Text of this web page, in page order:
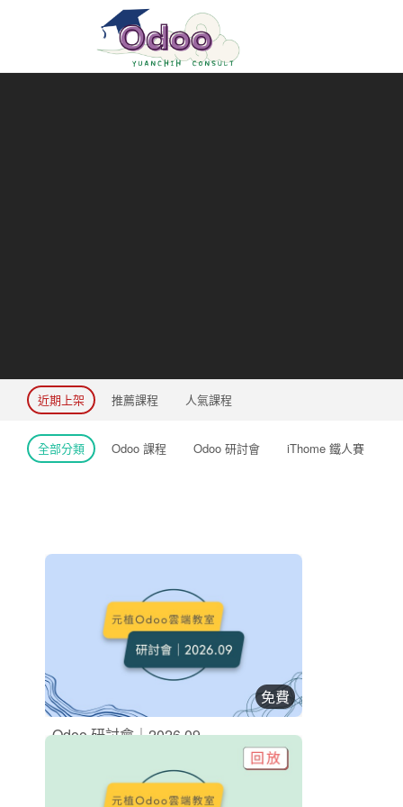
近期上架 推薦課程 人氣課程
全部分類 Odoo 課程 Odoo 研討會 iThome 鐵人賽
免費
Odoo 研討會｜2026.09
立即加入
購買後有效期限：2026-09-04